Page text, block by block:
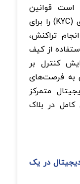
قوانین
آینده، الزامات احراز هویت مشتری (KYC) را برای
تراکنش،
از کیف
کنترل بر
به فرصت‌های
متمرکز
در بلاک
در یک